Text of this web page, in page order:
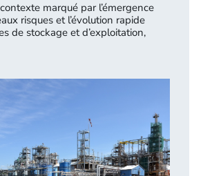
marqué par l’émergence
risques et l’évolution rapide
de stockage et d’exploitation,